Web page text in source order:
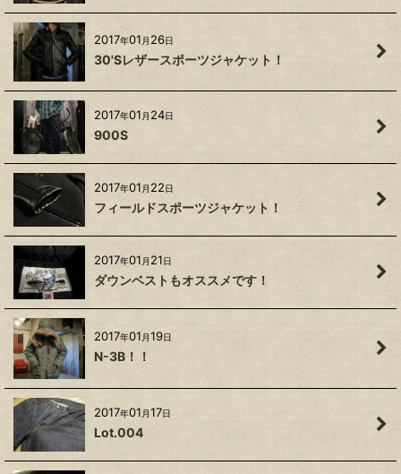
2017年01 月 26日
30'Sレザースポーツジャケット！
2017年01 月 24日
900S
2017年01 月 22日
フィールドスポーツジャケット！
2017年01 月 21日
ダウンベストもオススメです！
2017年01 月19日
N-3B！！
2017年01 月17日
Lot.004